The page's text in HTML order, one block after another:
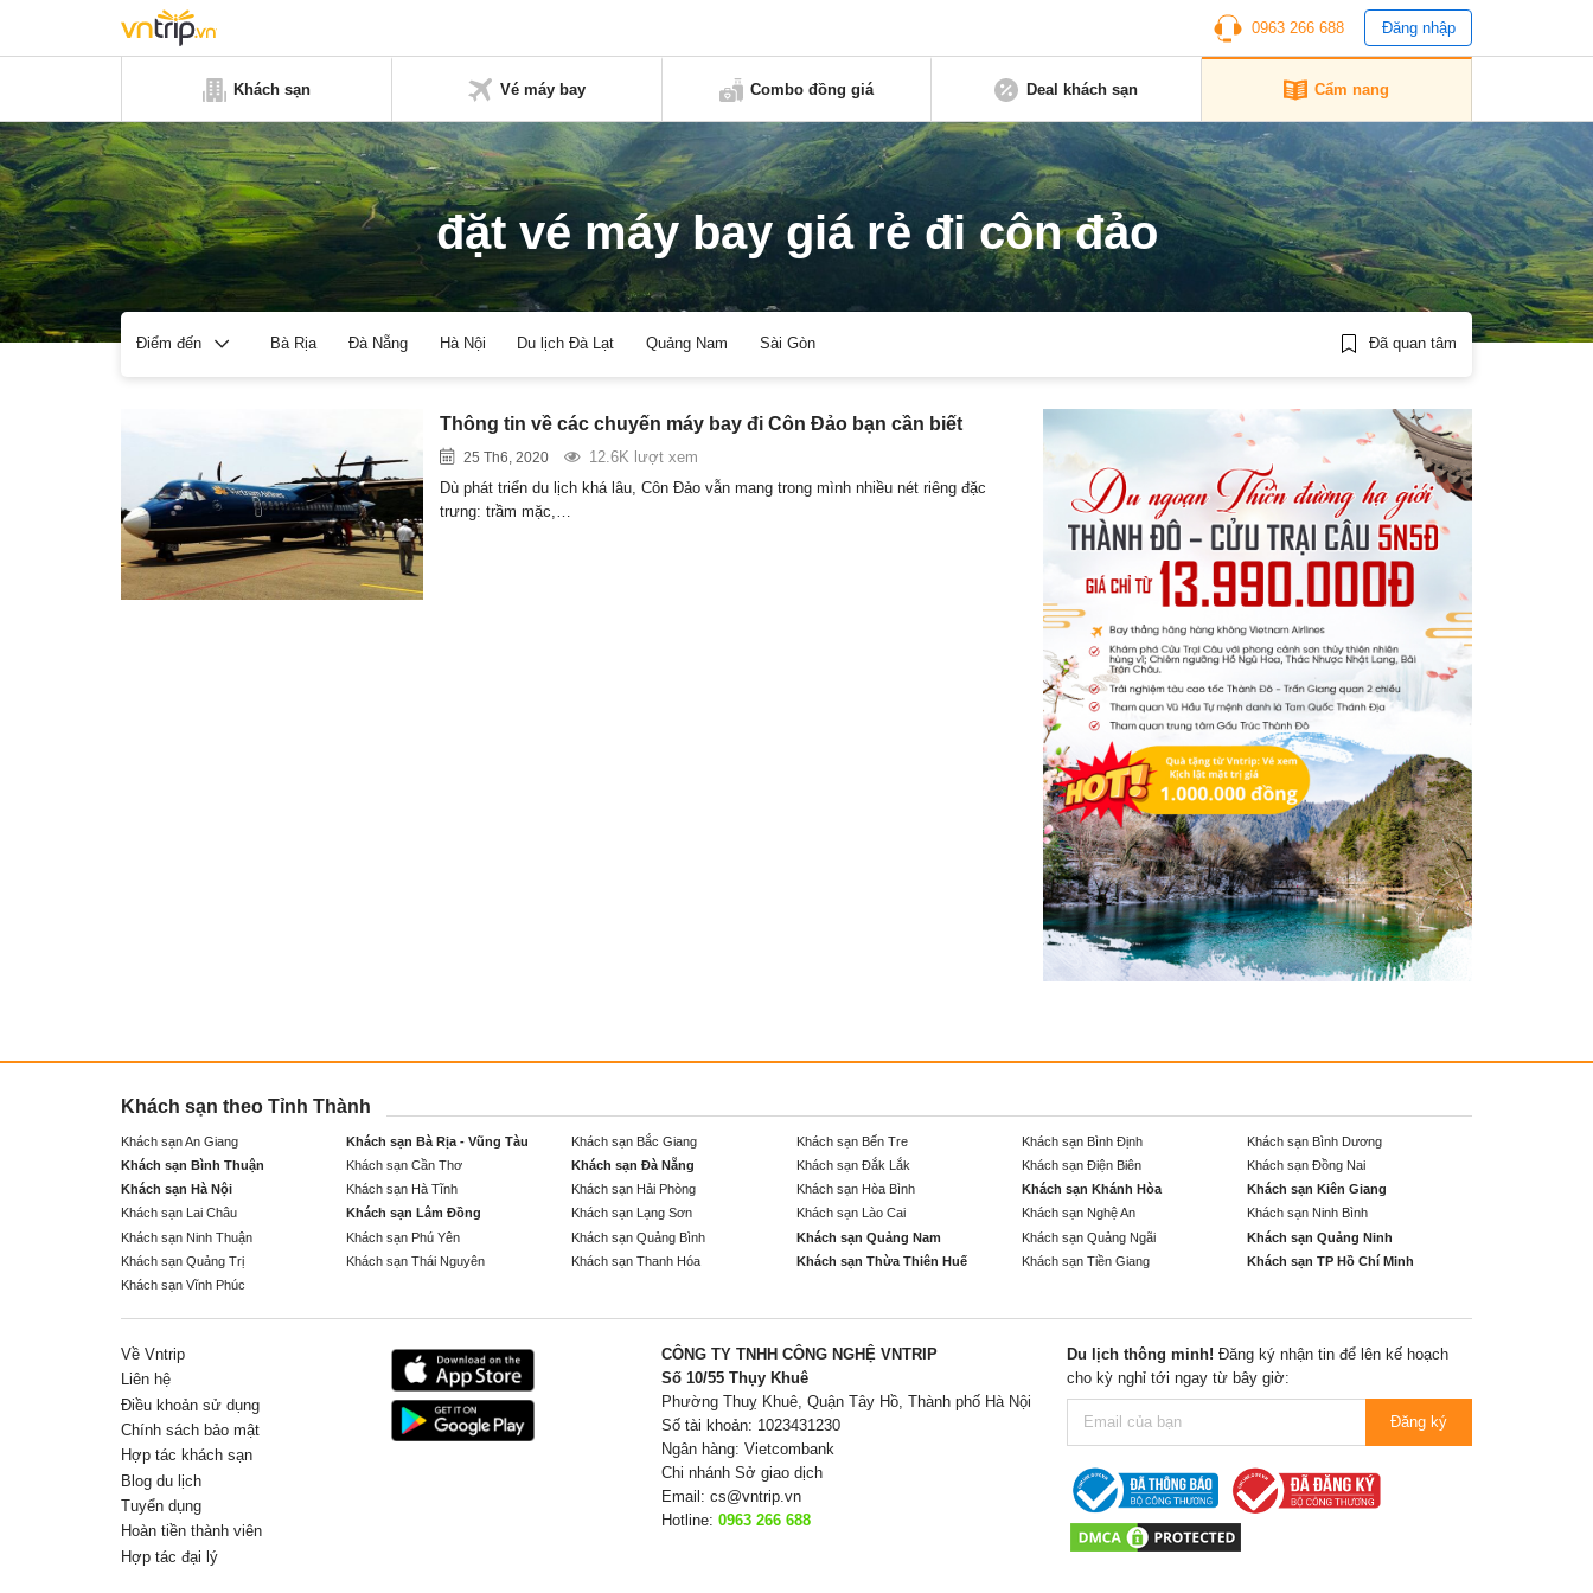
0963 266 688 Đăng nhập
Khách sạn Vé máy bay Combo đồng giá Deal khách sạn Cẩm nang
đặt vé máy bay giá rẻ đi côn đảo
Điểm đến Bà Rịa Đà Nẵng Hà Nội Du lịch Đà Lạt Quảng Nam Sài Gòn Đã quan tâm
Thông tin về các chuyến máy bay đi Côn Đảo bạn cần biết
25 Th6, 2020
12.6K lượt xem
Dù phát triển du lịch khá lâu, Côn Đảo vẫn mang trong mình nhiều nét riêng đặc
trưng: trầm mặc,…
Khách sạn theo Tỉnh Thành
Khách sạn An Giang Khách sạn Bà Rịa - Vũng Tàu Khách sạn Bắc Giang Khách sạn Bến Tre Khách sạn Bình Định
Khách sạn Bình Dương
Khách sạn Bình Thuận
Khách sạn Cần Thơ Khách sạn Đà Nẵng Khách sạn Đắk Lắk Khách sạn Điện Biên
Khách sạn Đồng Nai
Khách sạn Hà Nội
Khách sạn Hà Tĩnh Khách sạn Hải Phòng Khách sạn Hòa Bình Khách sạn Khánh Hòa
Khách sạn Kiên Giang
Khách sạn Lai Châu
Khách sạn Lâm Đồng Khách sạn Lạng Sơn Khách sạn Lào Cai Khách sạn Nghệ An
Khách sạn Ninh Bình
Khách sạn Ninh Thuận
Khách sạn Phú Yên Khách sạn Quảng Bình Khách sạn Quảng Nam Khách sạn Quảng Ngãi
Khách sạn Quảng Ninh
Khách sạn Quảng Trị
Khách sạn Thái Nguyên Khách sạn Thanh Hóa Khách sạn Thừa Thiên Huế Khách sạn Tiền Giang
Khách sạn TP Hồ Chí Minh
Khách sạn Vĩnh Phúc
Về Vntrip
Liên hệ
Điều khoản sử dụng
Chính sách bảo mật
Hợp tác khách sạn
Blog du lịch
Tuyển dụng
Hoàn tiền thành viên
Hợp tác đại lý
CÔNG TY TNHH CÔNG NGHỆ VNTRIP
Số 10/55 Thụy Khuê
Phường Thuỵ Khuê, Quận Tây Hồ, Thành phố Hà Nội
Số tài khoản: 1023431230
Ngân hàng: Vietcombank
Chi nhánh Sở giao dịch
Email: cs@vntrip.vn
Hotline: 0963 266 688
Du lịch thông minh! Đăng ký nhận tin để lên kế hoạch
cho kỳ nghỉ tới ngay từ bây giờ:
Đăng ký